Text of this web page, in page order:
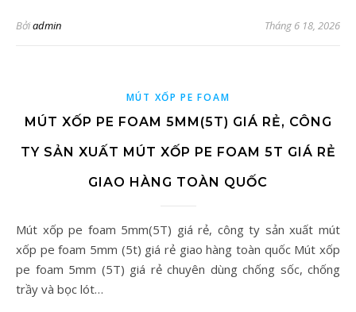
Bởiadmin Tháng 6 18, 2026
MÚT XỐP PE FOAM
MÚT XỐP PE FOAM 5MM(5T) GIÁ RẺ, CÔNG
TY SẢN XUẤT MÚT XỐP PE FOAM 5T GIÁ RẺ
GIAO HÀNG TOÀN QUỐC
Mút xốp pe foam 5mm(5T) giá rẻ, công ty sản xuất mút
xốp pe foam 5mm (5t) giá rẻ giao hàng toàn quốc Mút xốp
pe foam 5mm (5T) giá rẻ chuyên dùng chống sốc, chống
trầy và bọc lót…